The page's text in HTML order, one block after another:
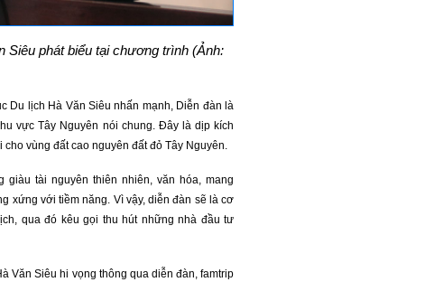
Siêu phát biểu tại chương trình (Ảnh:
Du lịch Hà Văn Siêu nhấn mạnh, Diễn đàn là
vực Tây Nguyên nói chung. Đây là dịp kích
vùng đất cao nguyên đất đỏ Tây Nguyên.
tài nguyên thiên nhiên, văn hóa, mang
xứng với tiềm năng. Vì vậy, diễn đàn sẽ là cơ
qua đó kêu gọi thu hút những nhà đầu tư
Văn Siêu hi vọng thông qua diễn đàn, famtrip